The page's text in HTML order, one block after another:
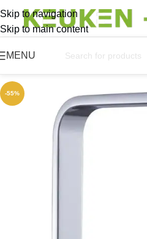
Skip to navigation
Skip to main content
MENU
-55%